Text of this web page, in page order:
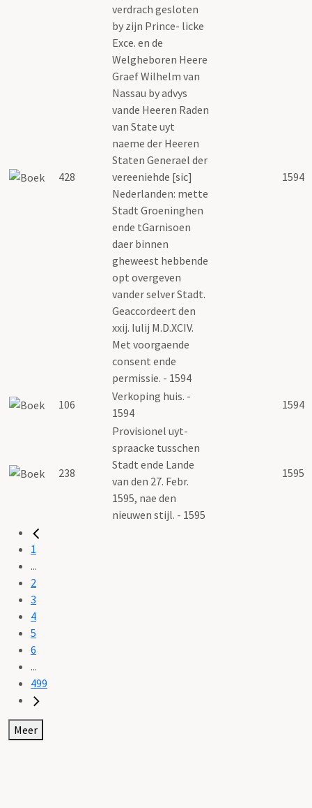
428
verdrach gesloten
by zijn Prince- licke
Exce. en de
Welgheboren Heere
Graef Wilhelm van
Nassau by advys
vande Heeren Raden
van State uyt
naeme der Heeren
Staten Generael der
vereeniehde [sic]
Nederlanden: mette
Stadt Groeninghen
ende tGarnisoen
daer binnen
gheweest hebbende
opt overgeven
vander selver Stadt.
Geaccordeert den
xxij. Iulij M.D.XCIV.
Met voorgaende
consent ende
permissie. - 1594
1594
106
Verkoping huis. -
1594
1594
238
Provisionel uyt-
spraacke tusschen
Stadt ende Lande
van den 27. Febr.
1595, nae den
nieuwen stijl. - 1595
1595
1
...
2
3
4
5
6
...
499
Meer